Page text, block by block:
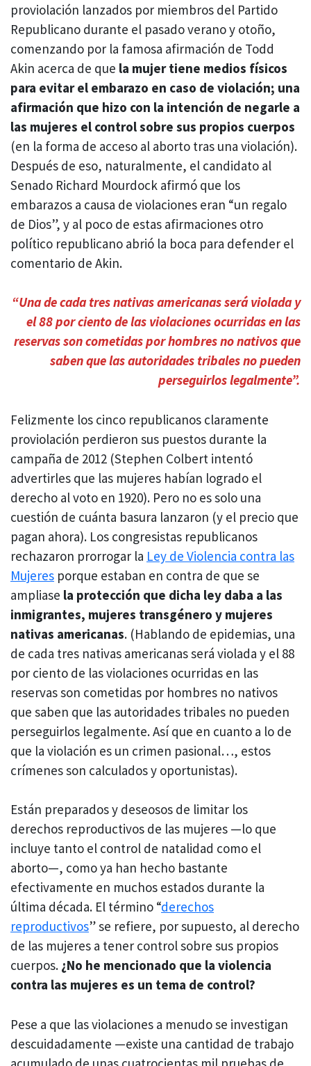
proviolación lanzados por miembros del Partido
Republicano durante el pasado verano y otoño,
comenzando por la famosa afirmación de Todd
Akin acerca de que la mujer tiene medios físicos
para evitar el embarazo en caso de violación; una
afirmación que hizo con la intención de negarle a
las mujeres el control sobre sus propios cuerpos
(en la forma de acceso al aborto tras una violación).
Después de eso, naturalmente, el candidato al
Senado Richard Mourdock afirmó que los
embarazos a causa de violaciones eran “un regalo
de Dios”, y al poco de estas afirmaciones otro
político republicano abrió la boca para defender el
comentario de Akin.
“Una de cada tres nativas americanas será violada y
el 88 por ciento de las violaciones ocurridas en las
reservas son cometidas por hombres no nativos que
saben que las autoridades tribales no pueden
perseguirlos legalmente”.
Felizmente los cinco republicanos claramente
proviolación perdieron sus puestos durante la
campaña de 2012 (Stephen Colbert intentó
advertirles que las mujeres habían logrado el
derecho al voto en 1920). Pero no es solo una
cuestión de cuánta basura lanzaron (y el precio que
pagan ahora). Los congresistas republicanos
rechazaron prorrogar la Ley de Violencia contra las
Mujeres porque estaban en contra de que se
ampliase la protección que dicha ley daba a las
inmigrantes, mujeres transgénero y mujeres
nativas americanas. (Hablando de epidemias, una
de cada tres nativas americanas será violada y el 88
por ciento de las violaciones ocurridas en las
reservas son cometidas por hombres no nativos
que saben que las autoridades tribales no pueden
perseguirlos legalmente. Así que en cuanto a lo de
que la violación es un crimen pasional…, estos
crímenes son calculados y oportunistas).
Están preparados y deseosos de limitar los
derechos reproductivos de las mujeres —lo que
incluye tanto el control de natalidad como el
aborto—, como ya han hecho bastante
efectivamente en muchos estados durante la
última década. El término “derechos
reproductivos” se refiere, por supuesto, al derecho
de las mujeres a tener control sobre sus propios
cuerpos. ¿No he mencionado que la violencia
contra las mujeres es un tema de control?
Pese a que las violaciones a menudo se investigan
descuidadamente —existe una cantidad de trabajo